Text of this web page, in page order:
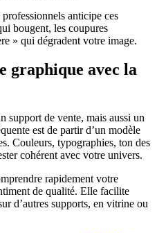
anticipe ces
bougent, les coupures
» qui dégradent votre image.
graphique avec la
support de vente, mais aussi un
est de partir d’un modèle
Couleurs, typographies, ton des
cohérent avec votre univers.
rapidement votre
de qualité. Elle facilite
d’autres supports, en vitrine ou